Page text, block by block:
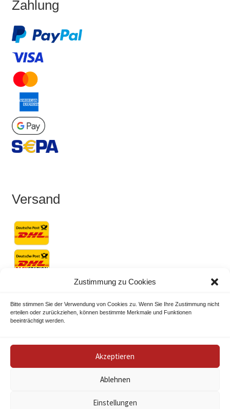
Zustimmung zu Cookies
Bitte stimmen Sie der Verwendung von Cookies zu. Wenn Sie Ihre Zustimmung nicht
erteilen oder zurückziehen, können bestimmte Merkmale und Funktionen
beeinträchtigt werden.
Akzeptieren
Ablehnen
Einstellungen
Zahlung
Versand
.